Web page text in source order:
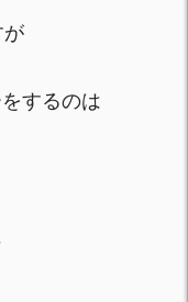
が
するのは